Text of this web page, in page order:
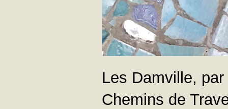
Les Damville,
Chemins de